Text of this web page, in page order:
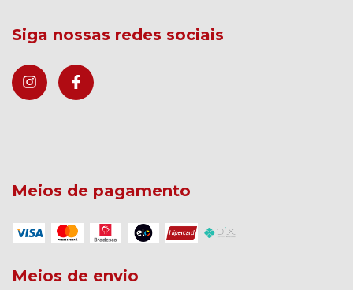
Siga nossas redes sociais
Meios de pagamento
Meios de envio